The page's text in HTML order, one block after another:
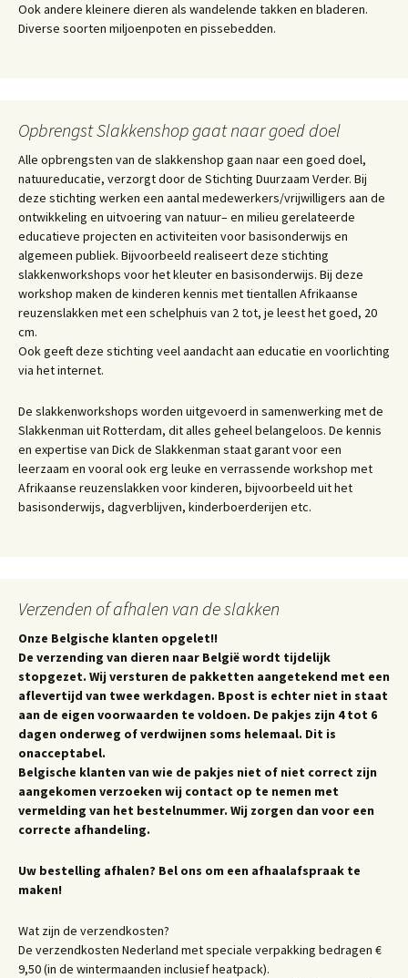
Ook andere kleinere dieren als wandelende takken en bladeren.
Diverse soorten miljoenpoten en pissebedden.
Opbrengst Slakkenshop gaat naar goed doel
Alle opbrengsten van de slakkenshop gaan naar een goed doel,
natuureducatie, verzorgt door de Stichting Duurzaam Verder. Bij
deze stichting werken een aantal medewerkers/vrijwilligers aan de
ontwikkeling en uitvoering van natuur– en milieu gerelateerde
educatieve projecten en activiteiten voor basisonderwijs en
algemeen publiek. Bijvoorbeeld realiseert deze stichting
slakkenworkshops voor het kleuter en basisonderwijs. Bij deze
workshop maken de kinderen kennis met tientallen Afrikaanse
reuzenslakken met een schelphuis van 2 tot, je leest het goed, 20
cm.
Ook geeft deze stichting veel aandacht aan educatie en voorlichting
via het internet.
De slakkenworkshops worden uitgevoerd in samenwerking met de
Slakkenman uit Rotterdam, dit alles geheel belangeloos. De kennis
en expertise van Dick de Slakkenman staat garant voor een
leerzaam en vooral ook erg leuke en verrassende workshop met
Afrikaanse reuzenslakken voor kinderen, bijvoorbeeld uit het
basisonderwijs, dagverblijven, kinderboerderijen etc.
Verzenden of afhalen van de slakken
Onze Belgische klanten opgelet!!
De verzending van dieren naar België wordt tijdelijk
stopgezet. Wij versturen de pakketten aangetekend met een
aflevertijd van twee werkdagen. Bpost is echter niet in staat
aan de eigen voorwaarden te voldoen. De pakjes zijn 4 tot 6
dagen onderweg of verdwijnen soms helemaal. Dit is
onacceptabel.
Belgische klanten van wie de pakjes niet of niet correct zijn
aangekomen verzoeken wij contact op te nemen met
vermelding van het bestelnummer. Wij zorgen dan voor een
correcte afhandeling.
Uw bestelling afhalen? Bel ons om een afhaalafspraak te
maken!
Wat zijn de verzendkosten?
De verzendkosten Nederland met speciale verpakking bedragen €
9,50 (in de wintermaanden inclusief heatpack).